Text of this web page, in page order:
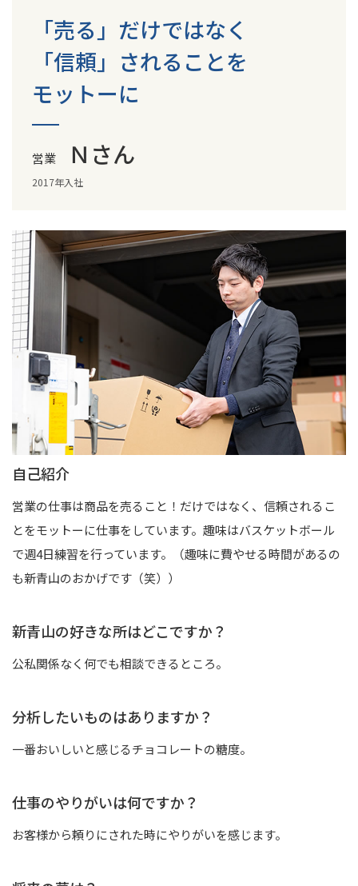
「売る」だけではなく
「信頼」されることを
モットーに
営業 Ｎさん
2017年入社
自己紹介
営業の仕事は商品を売ること！だけではなく、信頼されるこ
とをモットーに仕事をしています。趣味はバスケットボール
で週4日練習を行っています。（趣味に費やせる時間があるの
も新青山のおかげです（笑））
新青山の好きな所はどこですか？
公私関係なく何でも相談できるところ。
分析したいものはありますか？
一番おいしいと感じるチョコレートの糖度。
仕事のやりがいは何ですか？
お客様から頼りにされた時にやりがいを感じます。